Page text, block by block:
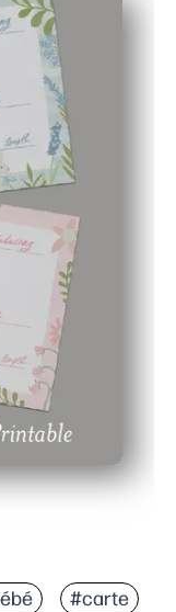
à encadrer
Kristen Ley - un
avec les
#carte